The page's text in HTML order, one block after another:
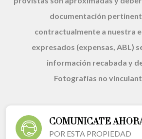
documentación
contractualmente a nuestra
expresados (expensas, ABL)
información recabada y
Fotografías no
COMUNICATE
POR ESTA PROPIEDAD